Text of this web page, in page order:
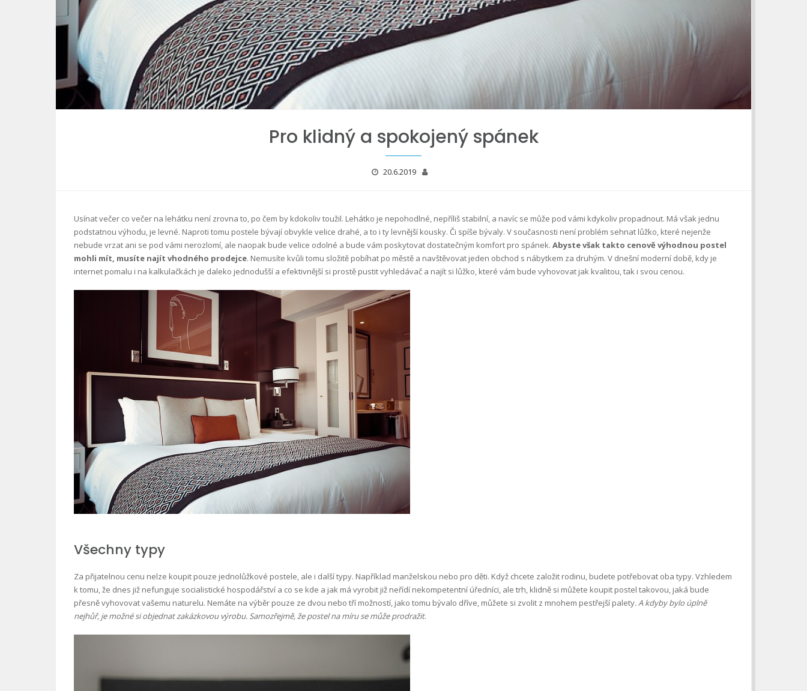
Pro klidný a spokojený spánek
20.6.2019
Usínat večer co večer na lehátku není zrovna to, po čem by kdokoliv toužil. Lehátko je nepohodlné, nepříliš stabilní, a navíc se může pod vámi kdykoliv propadnout. Má však jednu
podstatnou výhodu, je levné. Naproti tomu postele bývají obvykle velice drahé, a to i ty levnější kousky. Či spíše bývaly. V současnosti není problém sehnat lůžko, které nejenže
nebude vrzat ani se pod vámi nerozlomí, ale naopak bude velice odolné a bude vám poskytovat dostatečným komfort pro spánek. Abyste však takto cenově výhodnou postel
mohli mít, musíte najít vhodného prodejce. Nemusíte kvůli tomu složitě pobíhat po městě a navštěvovat jeden obchod s nábytkem za druhým. V dnešní moderní době, kdy je
internet pomalu i na kalkulačkách je daleko jednodušší a efektivnější si prostě pustit vyhledávač a najít si lůžko, které vám bude vyhovovat jak kvalitou, tak i svou cenou.
Všechny typy
Za přijatelnou cenu nelze koupit pouze jednolůžkové postele, ale i další typy. Například manželskou nebo pro děti. Když chcete založit rodinu, budete potřebovat oba typy. Vzhledem
k tomu, že dnes již nefunguje socialistické hospodářství a co se kde a jak má vyrobit již neřídí nekompetentní úředníci, ale trh, klidně si můžete koupit postel takovou, jaká bude
přesně vyhovovat vašemu naturelu. Nemáte na výběr pouze ze dvou nebo tří možností, jako tomu bývalo dříve, můžete si zvolit z mnohem pestřejší palety. A kdyby bylo úplně
nejhůř, je možné si objednat zakázkovou výrobu. Samozřejmě, že postel na míru se může prodražit.